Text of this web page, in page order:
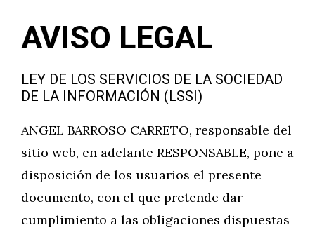
AVISO LEGAL
LEY DE LOS SERVICIOS DE LA SOCIEDAD
DE LA INFORMACIÓN (LSSI)
ANGEL BARROSO CARRETO, responsable del
sitio web, en adelante RESPONSABLE, pone a
disposición de los usuarios el presente
documento, con el que pretende dar
cumplimiento a las obligaciones dispuestas